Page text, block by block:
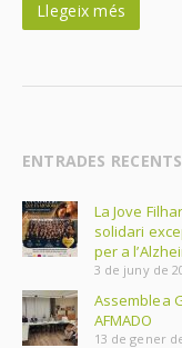
Llegeix més
ENTRADES RECENTS
La Jove
solidari
per a
3 de juny de
Assemblea
AFMADO
13 de gener